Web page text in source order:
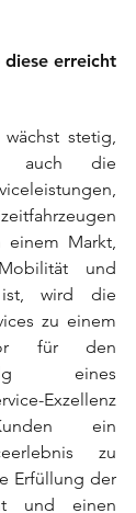
erreicht
stetig,
auch die
Markt,
und
ist, wird die
zu einem
für den
eines
Exzellenz
ein
zu
Erfüllung der
und einen